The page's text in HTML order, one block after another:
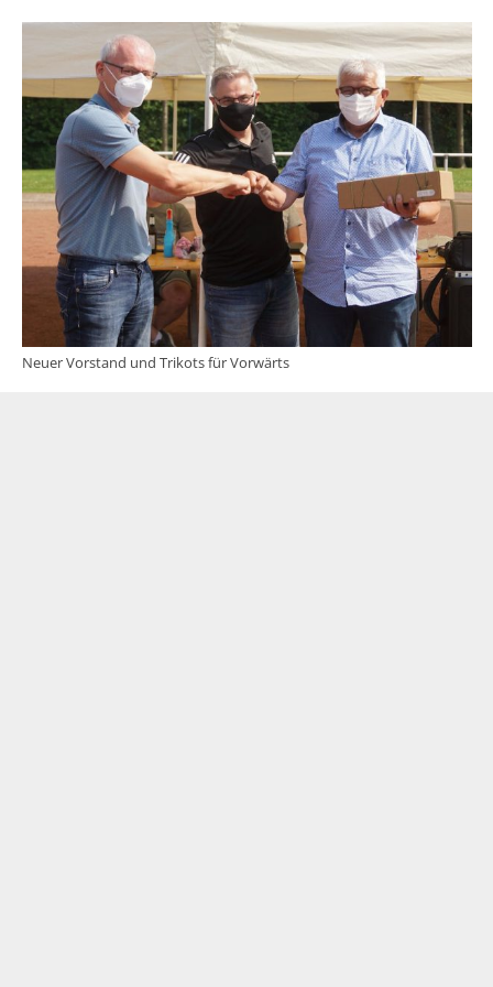
Neuer Vorstand und Trikots für Vorwärts